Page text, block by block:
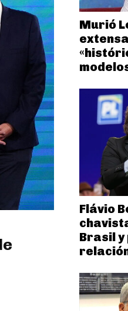
Murió
Flávio
Brasil